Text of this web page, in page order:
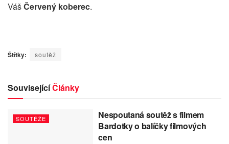
VášČervený koberec.
Štítky: soutěž
SouvisejícíČlánky
SOUTĚŽE
Nespoutaná soutěž s filmem
Bardotky o balíčky filmových
cen